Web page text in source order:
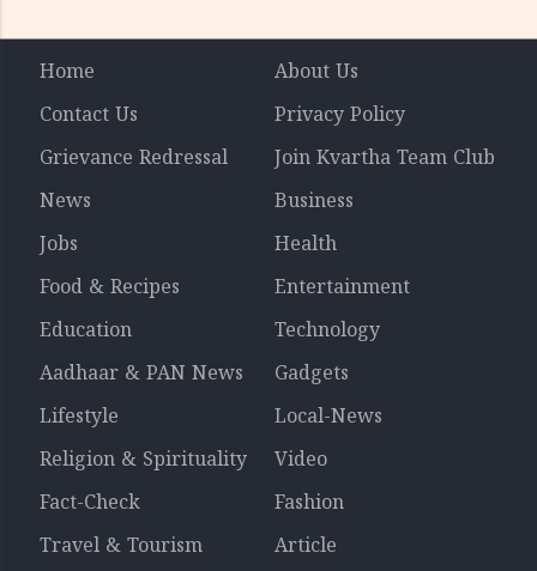
Home
About Us
Contact Us
Privacy Policy
Grievance Redressal
Join Kvartha Team Club
News
Business
Jobs
Health
Food & Recipes
Entertainment
Education
Technology
Aadhaar & PAN News
Gadgets
Lifestyle
Local-News
Religion & Spirituality
Video
Fact-Check
Fashion
Travel & Tourism
Article